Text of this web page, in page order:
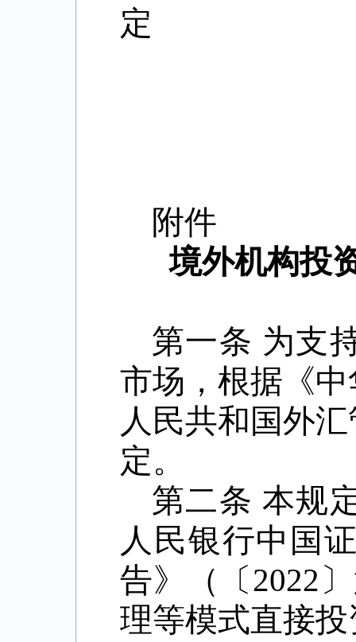
定
附件
境外机构投
第一条 为支
市场，根据《
人民共和国外
定。
第二条 本规
人民银行中国
告》（〔2022
理等模式直接